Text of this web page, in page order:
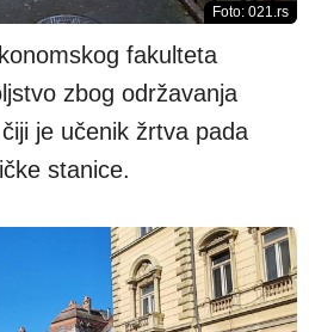
Foto: 021.rs
fakulteta
zbog održavanja
je učenik žrtva pada
stanice.